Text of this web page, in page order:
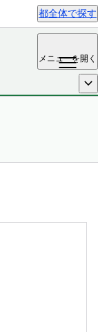
都全体で探す
メニューを開く
開く